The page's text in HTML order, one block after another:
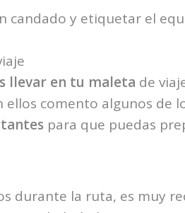
candado y etiquetar el
llevar en tu maleta de
comento algunos de
para que puedas
durante la ruta, es muy